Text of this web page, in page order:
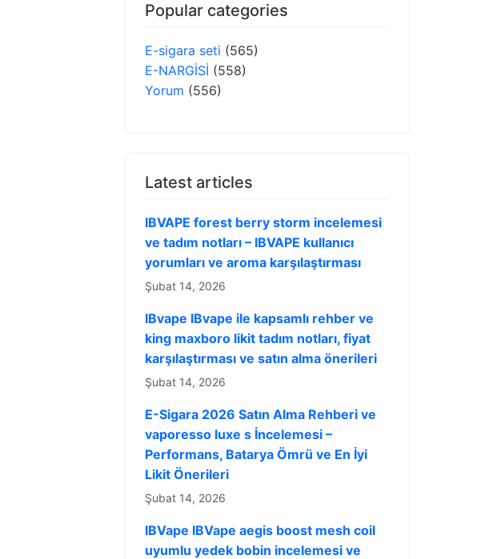
Popular categories
E-sigara seti (565)
E-NARGİSİ (558)
Yorum (556)
Latest articles
IBVAPE forest berry storm incelemesi
ve tadım notları – IBVAPE kullanıcı
yorumları ve aroma karşılaştırması
Şubat 14, 2026
IBvape IBvape ile kapsamlı rehber ve
king maxboro likit tadım notları, fiyat
karşılaştırması ve satın alma önerileri
Şubat 14, 2026
E-Sigara 2026 Satın Alma Rehberi ve
vaporesso luxe s İncelemesi –
Performans, Batarya Ömrü ve En İyi
Likit Önerileri
Şubat 14, 2026
IBVape IBVape aegis boost mesh coil
uyumlu yedek bobin incelemesi ve